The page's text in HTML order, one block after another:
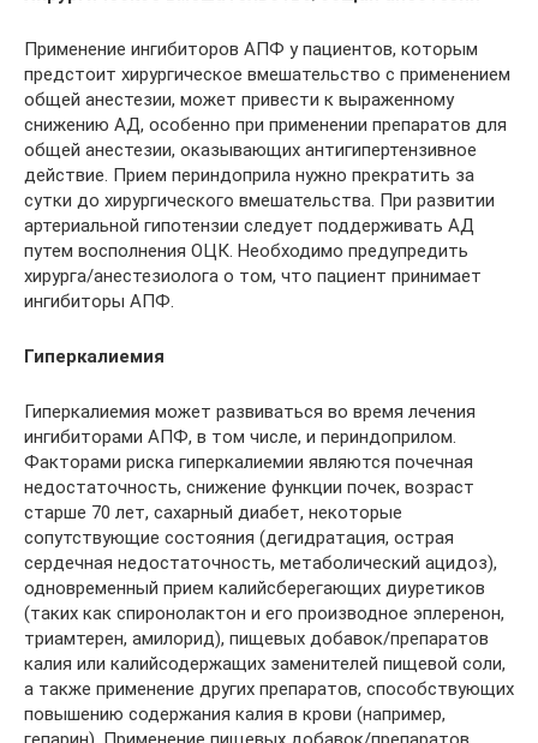
Применение ингибиторов АПФ у пациентов, которым
предстоит хирургическое вмешательство с применением
общей анестезии, может привести к выраженному
снижению АД, особенно при применении препаратов для
общей анестезии, оказывающих антигипертензивное
действие. Прием периндоприла нужно прекратить за
сутки до хирургического вмешательства. При развитии
артериальной гипотензии следует поддерживать АД
путем восполнения ОЦК. Необходимо предупредить
хирурга/анестезиолога о том, что пациент принимает
ингибиторы АПФ.
Гиперкалиемия
Гиперкалиемия может развиваться во время лечения
ингибиторами АПФ, в том числе, и периндоприлом.
Факторами риска гиперкалиемии являются почечная
недостаточность, снижение функции почек, возраст
старше 70 лет, сахарный диабет, некоторые
сопутствующие состояния (дегидратация, острая
сердечная недостаточность, метаболический ацидоз),
одновременный прием калийсберегающих диуретиков
(таких как спиронолактон и его производное эплеренон,
триамтерен, амилорид), пищевых добавок/препаратов
калия или калийсодержащих заменителей пищевой соли,
а также применение других препаратов, способствующих
повышению содержания калия в крови (например,